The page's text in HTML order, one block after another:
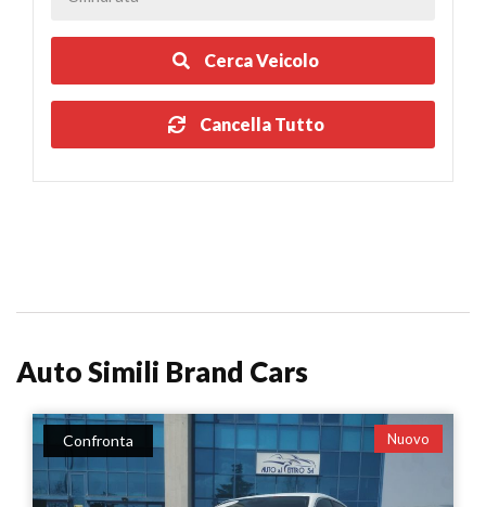
Cerca Veicolo
Cancella Tutto
Auto Simili Brand Cars
Nuovo
Confronta